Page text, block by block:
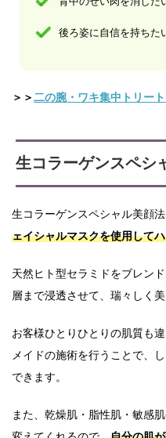
後ろ姿に自信を持ちた
＞＞二の腕・ワキ集中トリー
生コラーゲンスペシ
生コラーゲンスペシャル美顔法
ェイシャルマスクを使用して
天然ヒト型セラミドをブレン
層まで浸透させて、瑞々しく
お客様ひとりひとりの肌質も
メイドの施術を行うことで、
できます。
また、乾燥肌・脂性肌・敏感